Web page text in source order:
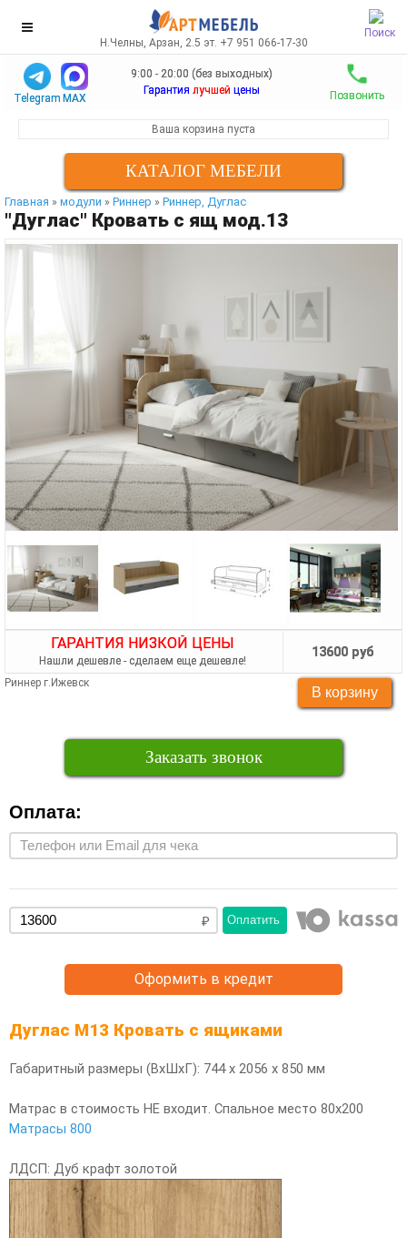
Поиск
Н.Челны, Арзан, 2.5 эт. +7 951 066-17-30
Telegram MAX
9:00 - 20:00 (без выходных)
Гарантия лучшей цены Позвонить
Ваша корзина пуста
КАТАЛОГ МЕБЕЛИ
Главная » модули » Риннер » Риннер, Дуглас
"Дуглас" Кровать с ящ мод.13
ГАРАНТИЯ НИЗКОЙ ЦЕНЫ
Нашли дешевле - сделаем еще дешевле!
13600 руб
Риннер г.Ижевск
Заказать звонок
Оплата:
Оплатить
Оформить в кредит
Дуглас М13 Кровать с ящиками
Габаритный размеры (ВхШхГ): 744 х 2056 х 850 мм
Матрас в стоимость НЕ входит. Спальное место 80х200
Матрасы 800
ЛДСП: Дуб крафт золотой